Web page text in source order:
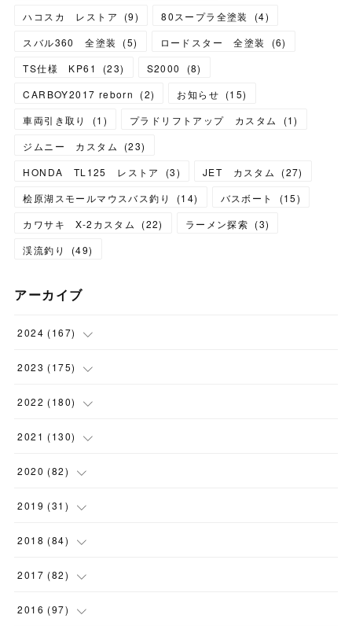
ハコスカ レストア
(9) 80スープラ全塗装 (4)
スバル360 全塗装
(5) ロードスター 全塗装 (6)
TS仕様 KP61
(23) S2000 (8)
CARBOY2017 reborn
(2) お知らせ (15)
車両引き取り
(1 ) プラドリフトアップ カスタム (1)
ジムニー カスタム
(23)
HONDA TL125 レストア
(3) JET カスタム (27)
桧原湖スモールマウスバス釣り
(14) バスボート (15)
カワサキ X-2カスタム
(22) ラーメン探索 (3)
渓流釣り
(49)
アーカイブ
2024 (167)
(11)
(24)
(23)
( 23
2023 (175)
(12)
(18)
(16
( 15
2022 (180)
(17)
(15
(23
( 14
2021 (130)
(10
(4 )
( 16
( 11
2020 (82)
(21
(8 )
(8)
(5)
2019 (31 )
(1)
(3)
(7)
2018 (84)
(7)
(7)
2017 (82)
(10
2016 (97)